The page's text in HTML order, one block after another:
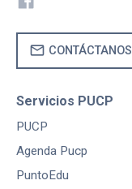
mail CONTÁCTANOS
Servicios PUCP
PUCP
Agenda Pucp
PuntoEdu